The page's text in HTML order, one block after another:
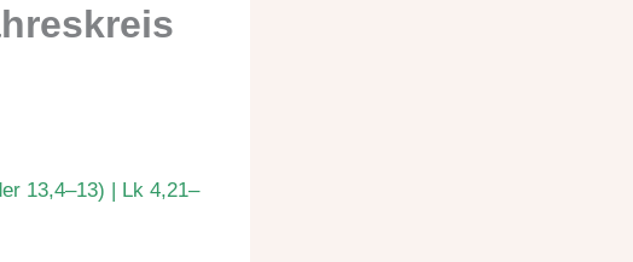
13,4–13) | Lk 4,21–